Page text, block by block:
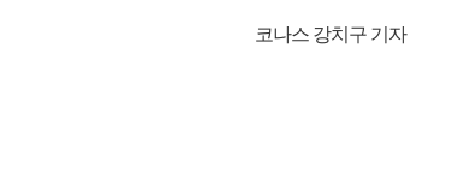
코나스 강치구 기자